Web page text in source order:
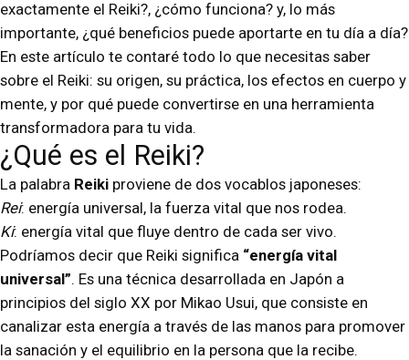
exactamente el Reiki?, ¿cómo funciona? y, lo más
importante, ¿qué beneficios puede aportarte en tu día a día?
En este artículo te contaré todo lo que necesitas saber
sobre el Reiki: su origen, su práctica, los efectos en cuerpo y
mente, y por qué puede convertirse en una herramienta
transformadora para tu vida.
¿Qué es el Reiki?
La palabra Reiki proviene de dos vocablos japoneses:
Rei: energía universal, la fuerza vital que nos rodea.
Ki: energía vital que fluye dentro de cada ser vivo.
Podríamos decir que Reiki significa “energía vital
universal”. Es una técnica desarrollada en Japón a
principios del siglo XX por Mikao Usui, que consiste en
canalizar esta energía a través de las manos para promover
la sanación y el equilibrio en la persona que la recibe.